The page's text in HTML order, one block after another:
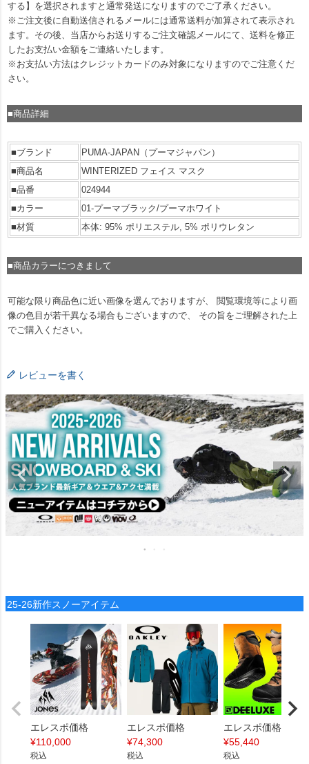
する】を選択されますと通常発送になりますのでご了承ください。
※ご注文後に自動送信されるメールには通常送料が加算されて表示され
ます。その後、当店からお送りするご注文確認メールにて、送料を修正
したお支払い金額をご連絡いたします。
※お支払い方法はクレジットカードのみ対象になりますのでご注意くだ
さい。
■商品詳細
■ブランド
PUMA-JAPAN（プーマジャパン）
■商品名
WINTERIZED フェイス マスク
■品番
024944
■カラー
01-プーマブラック/プーマホワイト
■材質
本体: 95% ポリエステル, 5% ポリウレタン
■商品カラーにつきまして
可能な限り商品色に近い画像を選んでおりますが、 閲覧環境等により画
像の色目が若干異なる場合もございますので、 その旨をご理解された上
でご購入ください。
レビューを書く
25-26新作スノーアイテム
エレスポ価格
¥110,000
税込
エレスポ価格
¥74,300
税込
エレスポ価格
¥55,440
税込